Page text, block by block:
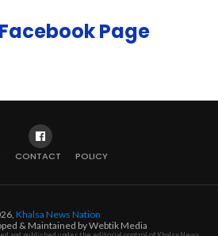
Page
CONTACT POLICY
Khalsa News Nation
& Maintained by Webtik Media